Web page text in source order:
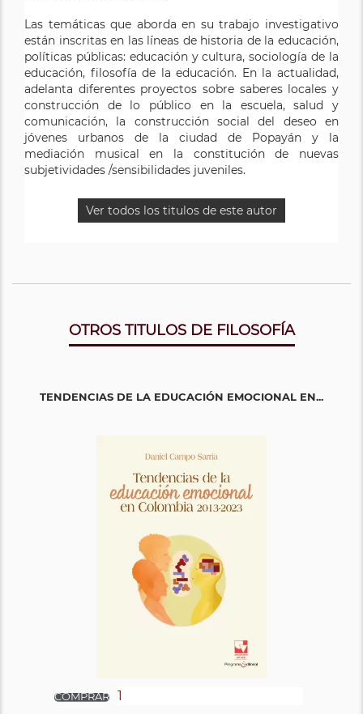
Las temáticas que aborda en su trabajo investigativo
están inscritas en las líneas de historia de la educación,
políticas públicas: educación y cultura, sociología de la
educación, filosofía de la educación. En la actualidad,
adelanta diferentes proyectos sobre saberes locales y
construcción de lo público en la escuela, salud y
comunicación, la construcción social del deseo en
jóvenes urbanos de la ciudad de Popayán y la
mediación musical en la constitución de nuevas
subjetividades /sensibilidades juveniles.
Ver todos los titulos de este autor
OTROS TITULOS DE FILOSOFÍA
TENDENCIAS DE LA EDUCACIÓN EMOCIONAL EN...